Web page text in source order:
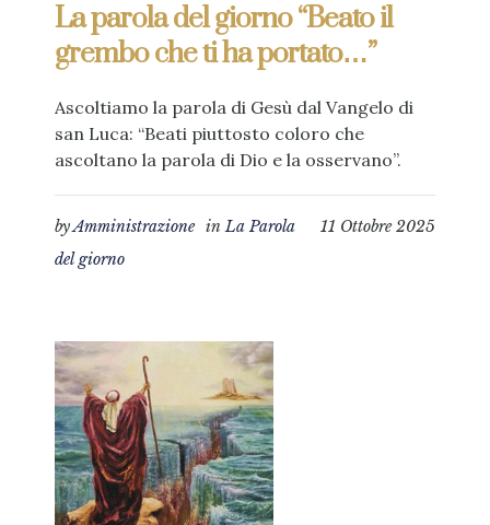
La parola del giorno “Beato il
grembo che ti ha portato…”
Ascoltiamo la parola di Gesù dal Vangelo di
san Luca: “Beati piuttosto coloro che
ascoltano la parola di Dio e la osservano”.
11 Ottobre 2025
byAmministrazione inLa Parola
del giorno